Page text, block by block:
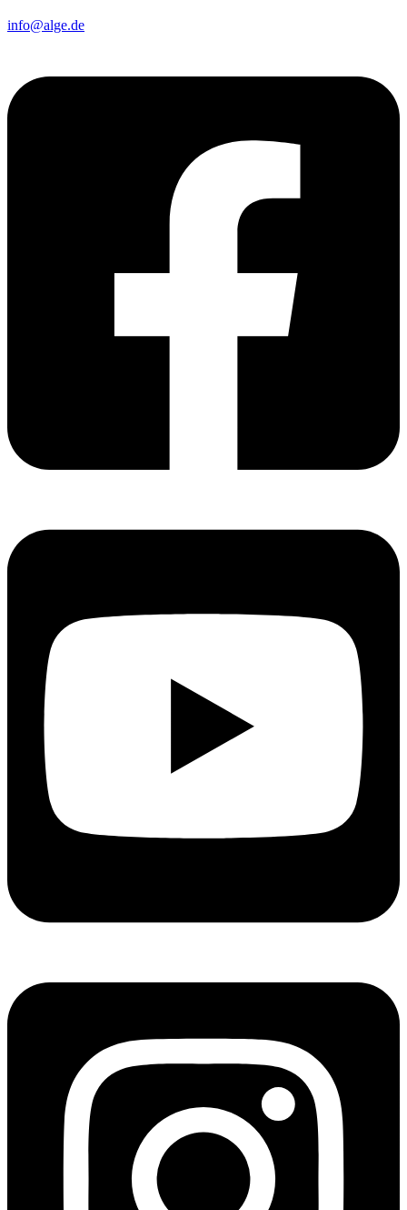
info@alge.de